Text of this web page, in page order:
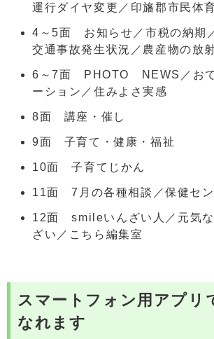
運行ダイヤ変更／印旛郡市民体
4～5面 お知らせ／市税の納期
交通事故発生状況／農産物の放
6～7面 PHOTO NEWS／おで
ーション／住みよさ実感
8面 講座・催し
9面 子育て・健康・福祉
10面 子育てじかん
11面 7月の各種相談／保健セ
12面 smileいんざい人／元気な
ざい／こちら編集室
スマートフォン用アプリ
なれます